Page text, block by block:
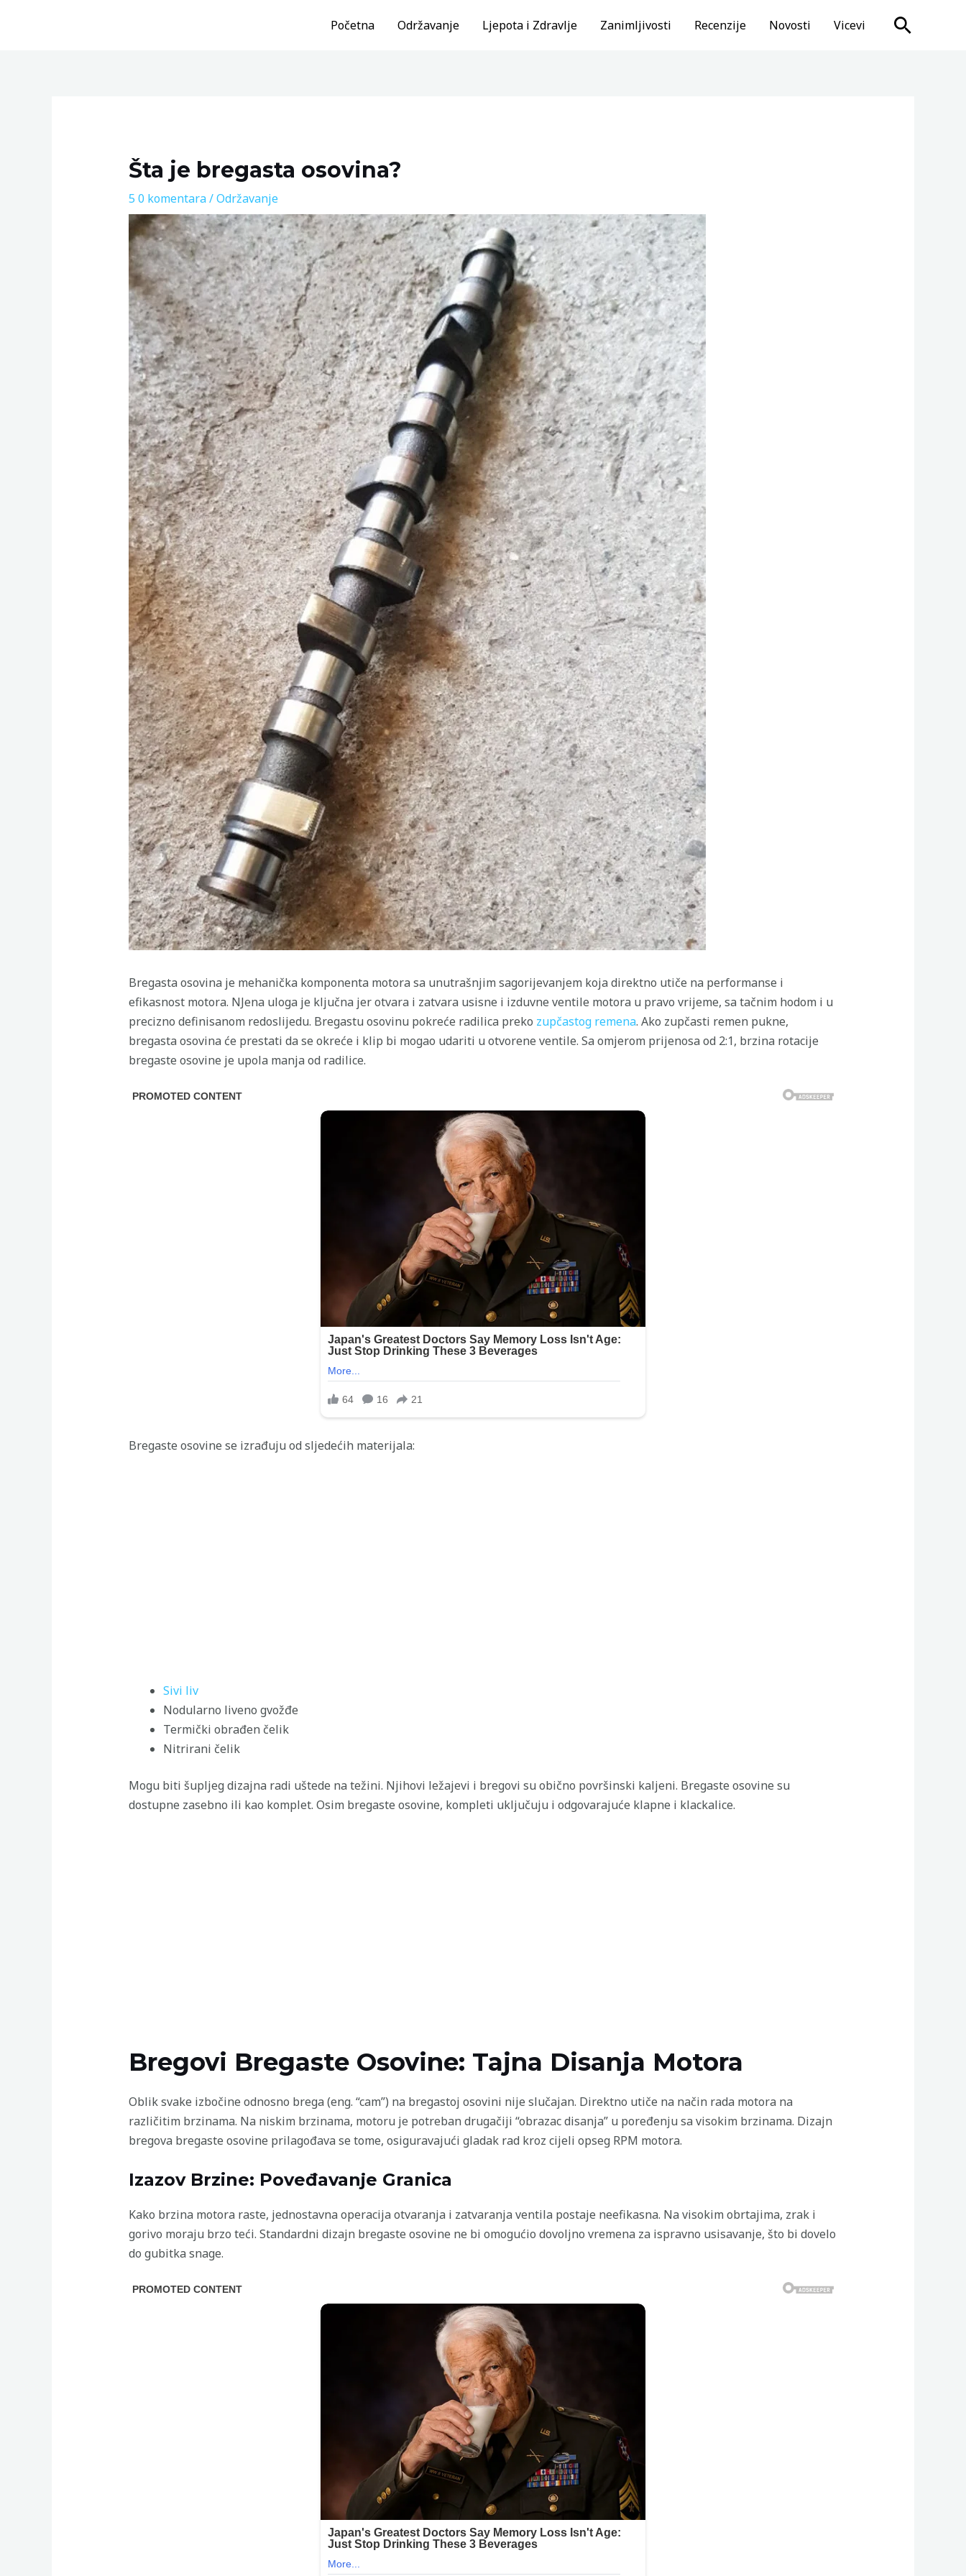
Početna Održavanje Ljepota i Zdravlje Zanimljivosti Recenzije Novosti Vicevi Search
Šta je bregasta osovina?
5 0 komentara/Održavanje
Bregasta osovina je mehanička komponenta motora sa unutrašnjim sagorijevanjem koja direktno utiče na performanse i
efikasnost motora. NJena uloga je ključna jer otvara i zatvara usisne i izduvne ventile motora u pravo vrijeme, sa tačnim hodom i u
precizno definisanom redoslijedu. Bregastu osovinu pokreće radilica preko zupčastog remena. Ako zupčasti remen pukne,
bregasta osovina će prestati da se okreće i klip bi mogao udariti u otvorene ventile. Sa omjerom prijenosa od 2:1, brzina rotacije
bregaste osovine je upola manja od radilice.
Bregaste osovine se izrađuju od sljedećih materijala:
Sivi liv
Nodularno liveno gvožđe
Termički obrađen čelik
Nitrirani čelik
Mogu biti šupljeg dizajna radi uštede na težini. Njihovi ležajevi i bregovi su obično površinski kaljeni. Bregaste osovine su
dostupne zasebno ili kao komplet. Osim bregaste osovine, kompleti uključuju i odgovarajuće klapne i klackalice.
Bregovi Bregaste Osovine: Tajna Disanja Motora
Oblik svake izbočine odnosno brega (eng. “cam”) na bregastoj osovini nije slučajan. Direktno utiče na način rada motora na
različitim brzinama. Na niskim brzinama, motoru je potreban drugačiji “obrazac disanja” u poređenju sa visokim brzinama. Dizajn
bregova bregaste osovine prilagođava se tome, osiguravajući gladak rad kroz cijeli opseg RPM motora.
Izazov Brzine: Poveđavanje Granica
Kako brzina motora raste, jednostavna operacija otvaranja i zatvaranja ventila postaje neefikasna. Na visokim obrtajima, zrak i
gorivo moraju brzo teći. Standardni dizajn bregaste osovine ne bi omogućio dovoljno vremena za ispravno usisavanje, što bi dovelo
do gubitka snage.